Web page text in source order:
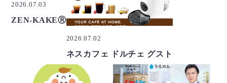
2026.07.03
ZEN-KAKEⓇ
2026.07.02
ネスカフェ ドルチェ グスト